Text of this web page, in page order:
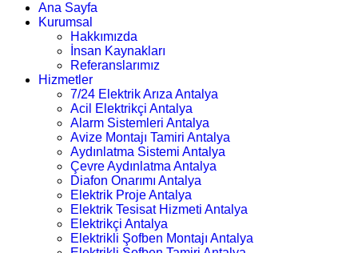
Ana Sayfa
Kurumsal
Hakkımızda
İnsan Kaynakları
Referanslarımız
Hizmetler
7/24 Elektrik Arıza Antalya
Acil Elektrikçi Antalya
Alarm Sistemleri Antalya
Avize Montajı Tamiri Antalya
Aydınlatma Sistemi Antalya
Çevre Aydınlatma Antalya
Diafon Onarımı Antalya
Elektrik Proje Antalya
Elektrik Tesisat Hizmeti Antalya
Elektrikçi Antalya
Elektrikli Şofben Montajı Antalya